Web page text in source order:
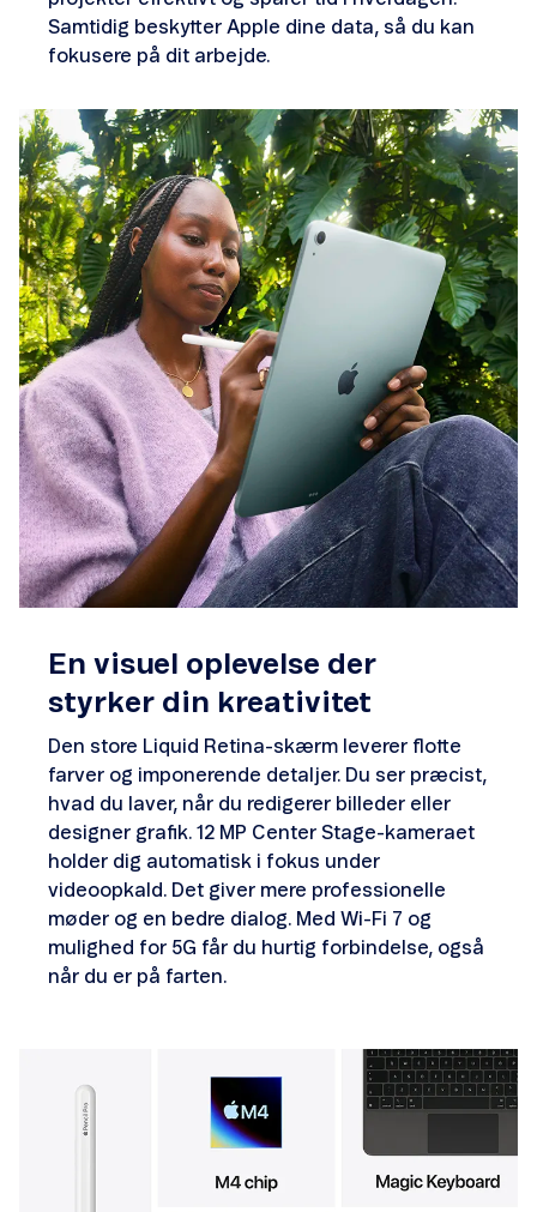
Samtidig beskytter Apple dine data, så du kan
fokusere på dit arbejde.
En visuel oplevelse der
styrker din kreativitet
Den store Liquid Retina-skærm leverer flotte
farver og imponerende detaljer. Du ser præcist,
hvad du laver, når du redigerer billeder eller
designer grafik. 12 MP Center Stage-kameraet
holder dig automatisk i fokus under
videoopkald. Det giver mere professionelle
møder og en bedre dialog. Med Wi-Fi 7 og
mulighed for 5G får du hurtig forbindelse, også
når du er på farten.